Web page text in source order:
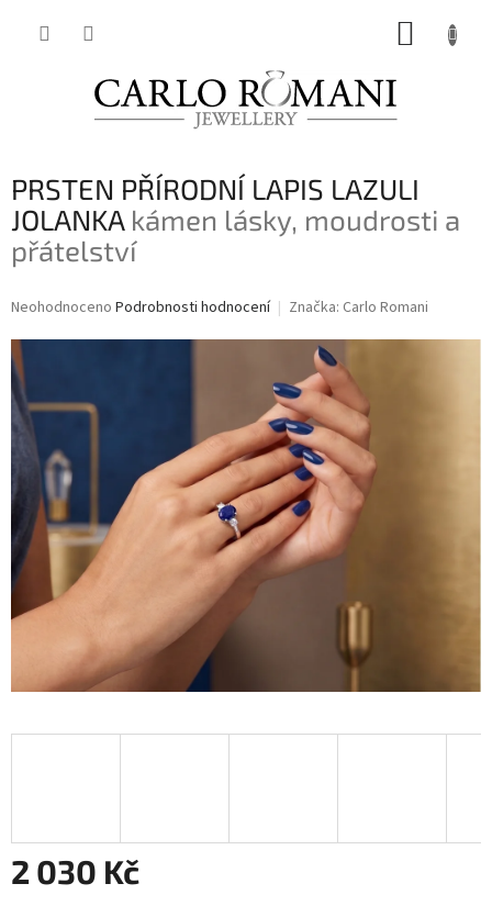
PRSTEN PŘÍRODNÍ LAPIS LAZULI
JOLANKA kámen lásky, moudrosti a
přátelství
Průměrné
produktu
je
0,0
z
5
hvězdiček.
Neohodnoceno Podrobnosti hodnocení Značka: Carlo Romani
2 030 Kč